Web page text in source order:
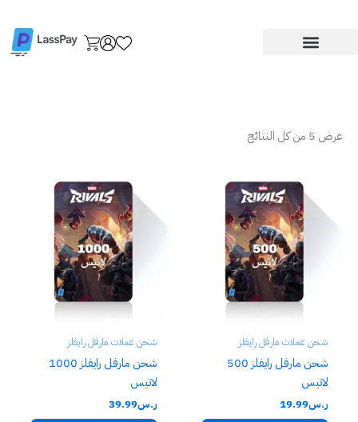
عرض ⁦5⁩ من كل النتائج
شحن عملات مارفل رايفلز
شحن مارفل رايفلز 500
لاتيس
ر.س19.99
شحن عملات مارفل رايفلز
شحن مارفل رايفلز 1000
لاتيس
ر.س39.99